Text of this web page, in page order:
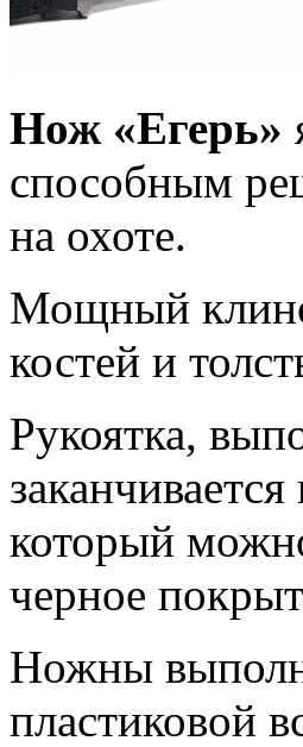
Нож «Егерь»
способным
на охоте.
Мощный
костей и
Рукоятка,
который
черное
Ножны
пластиковой